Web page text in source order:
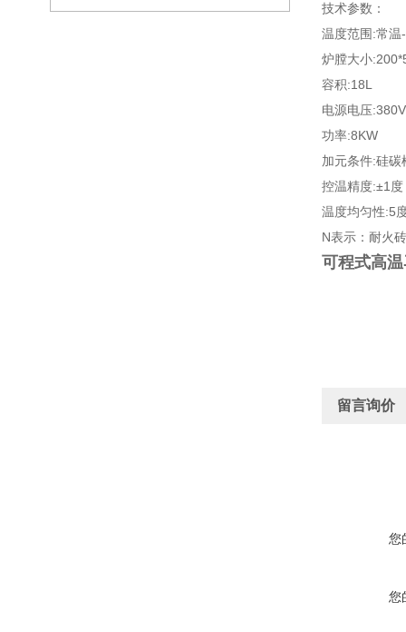
技术参数：
温度范围:常温
炉膛大小
容积:18L
电源电压
功率:8KW
加元条件:硅碳
控温精度:±1度
温度均匀性:5
N表示：耐火
可程式高
留言询价
您
您